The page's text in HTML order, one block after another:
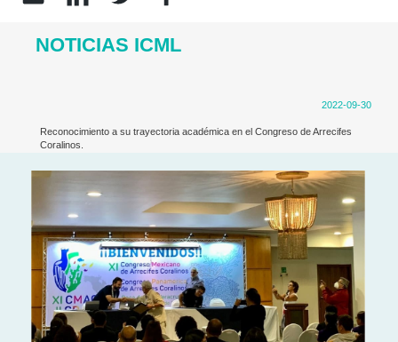
NOTICIAS ICML
2022-09-30
Reconocimiento a su trayectoria académica en el Congreso de Arrecifes
Coralinos.